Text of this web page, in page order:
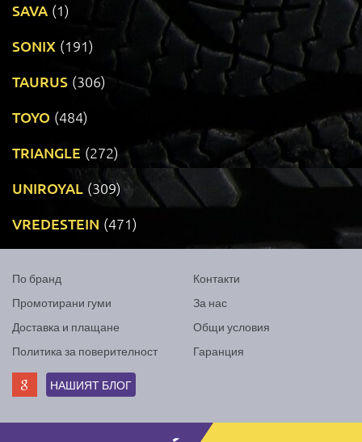
SAVA (1)
SONIX (191)
TAURUS (306)
TOYO (484)
TRIANGLE (272)
UNIROYAL (309)
VREDESTEIN (471)
По бранд
Промотирани гуми
Доставка и плащане
Политика за поверителност
Контакти
За нас
Общи условия
Гаранция
НАШИЯТ БЛОГ